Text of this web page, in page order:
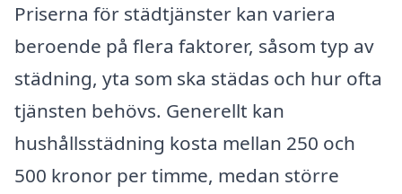
Priserna för städtjänster kan variera
beroende på flera faktorer, såsom typ av
städning, yta som ska städas och hur ofta
tjänsten behövs. Generellt kan
hushållsstädning kosta mellan 250 och
500 kronor per timme, medan större